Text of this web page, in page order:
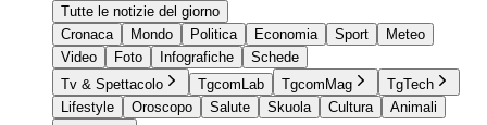
Tutte le notizie del giorno
Cronaca
Mondo Politica Economia Sport
Meteo
Video
Foto Infografiche
Schede
Tv & Spettacolo
TgcomLab TgcomMag
TgTech
Lifestyle
Oroscopo Salute Skuola Cultura
Animali